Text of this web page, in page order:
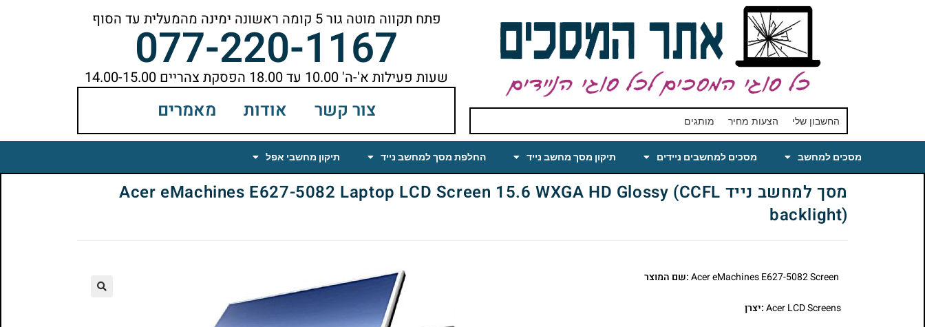
החשבון שלי הצעות מחיר מותגים
פתח תקווה מוטה גור 5 קומה ראשונה ימינה מהמעלית עד הסוף
077-220-1167שעות פעילות א'-ה' 10.00 עד 18.00 הפסקת צהריים 14.00-15.00
צור קשר אודות מאמרים
מסכים למחשב מסכים למחשבים ניידים תיקון מסך מחשב נייד החלפת מסך למחשב נייד תיקון מחשבי אפל
מסך למחשב נייד Acer eMachines E627-5082 Laptop LCD Screen 15.6 WXGA HD Glossy (CCFL
backlight)
:שם המוצר
Acer LCD Screens:יצרן